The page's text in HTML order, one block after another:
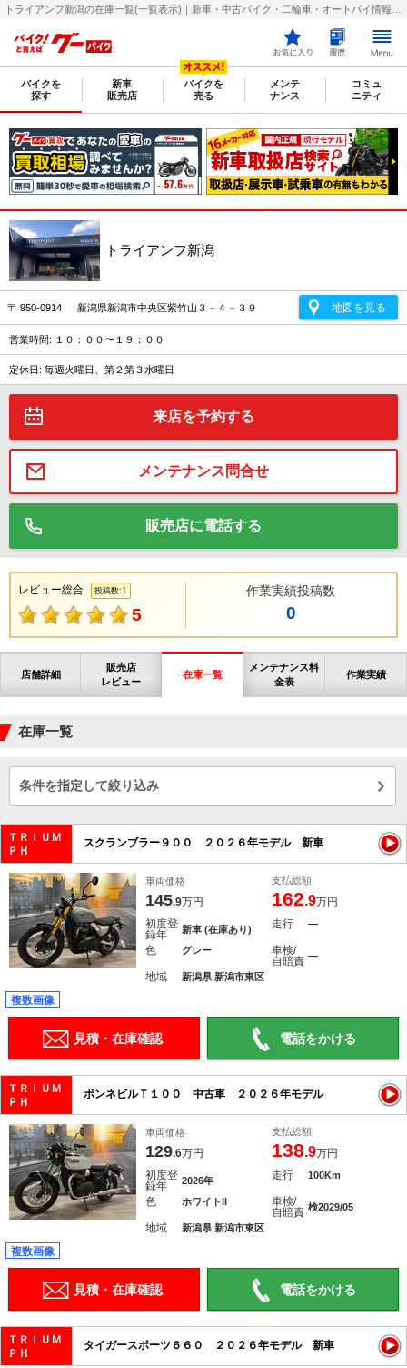
バイクを
探す
新車
販売店
バイクを
売る
メンテ
ナンス
コミュ
ニティ
トライアンフ新潟
〒 950-0914 新潟県新潟市中央区紫竹山３－４－３９ 地図を見る
営業時間: １０：００〜１９：００
定休日: 毎週火曜日、第２第３水曜日
来店を予約する
メンテナンス問合せ
販売店に電話する
レビュー総合 投稿数:1
5
作業実績投稿数
0
店舗詳細
販売店
レビュー
在庫一覧
メンテナンス料
金表
作業実績
在庫一覧
条件を指定して絞り込み
ＴＲＩＵＭ
ＰＨ
スクランブラー９００ ２０２６年モデル 新車
車両価格
145.9万円
支払総額
162.9万円
初度登
録年
新車 (在庫あり) 走行 ―
色 グレー
車検/
自賠責 ―
地域 新潟県 新潟市東区
複数画像
見積・在庫確認 電話をかける
ＴＲＩＵＭ
ＰＨ
ボンネビルＴ１００ 中古車 ２０２６年モデル
車両価格
129.6万円
支払総額
138.9万円
初度登
録年
2026年 走行 100Km
色 ホワイトII
車検/
自賠責 検2029/05
地域 新潟県 新潟市東区
複数画像
見積・在庫確認 電話をかける
ＴＲＩＵＭ
ＰＨ
タイガースポーツ６６０ ２０２６年モデル 新車